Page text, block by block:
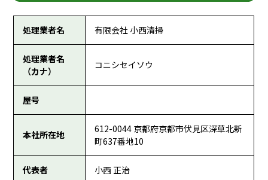
処理業者名 有限会社 小西清掃
処理業者名
（カナ）
コニシセイソウ
屋号
本社所在地
612-0044 京都府京都市伏見区深草北新
町637番地10
代表者 小西 正治